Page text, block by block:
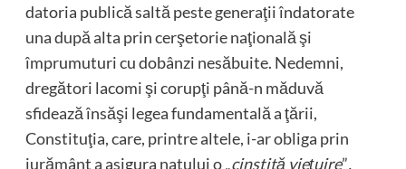
datoria publică saltă peste generaţii îndatorate
una după alta prin cerşetorie naţională şi
împrumuturi cu dobânzi nesăbuite. Nedemni,
dregători lacomi şi corupţi până-n măduvă
sfidează însăşi legea fundamentală a ţării,
Constituţia, care, printre altele, i-ar obliga prin
jurământ a asigura natului o „cinstită vieţuire”.